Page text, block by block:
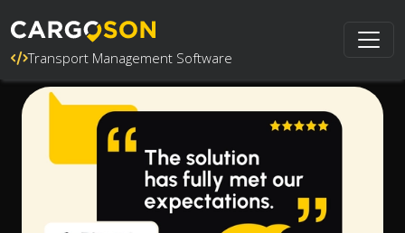
Transport Management Software